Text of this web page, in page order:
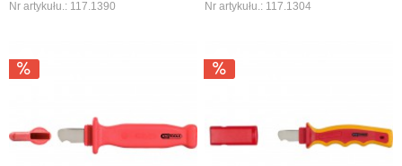
Nr artykułu.: 117.1390 Nr artykułu.: 117.1304